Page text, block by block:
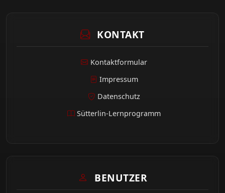
KONTAKT
Kontaktformular
Impressum
Datenschutz
Sütterlin-Lernprogramm
BENUTZER